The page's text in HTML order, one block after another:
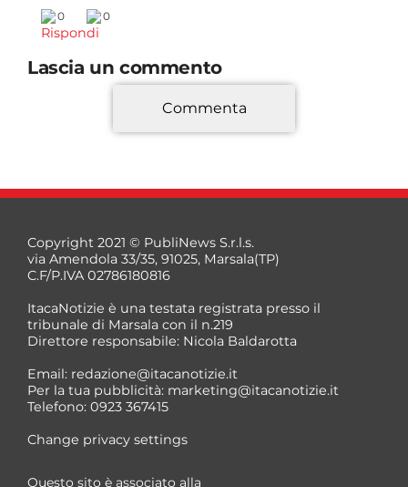
0 0
Rispondi
Lascia un commento
*
*
Commenta
Copyright 2021 © PubliNews S.r.l.s.
via Amendola 33/35, 91025, Marsala(TP)
C.F/P.IVA 02786180816
ItacaNotizie è una testata registrata presso il
tribunale di Marsala con il n.219
Direttore responsabile: Nicola Baldarotta
Email: redazione@itacanotizie.it
Per la tua pubblicità: marketing@itacanotizie.it
Telefono: 0923 367415
Change privacy settings
Questo sito è associato alla